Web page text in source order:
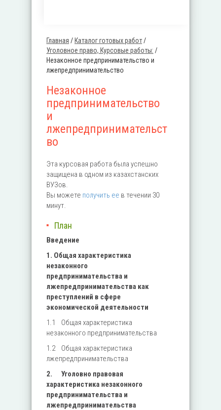
Вы здесь
Главная / Каталог готовых работ/
Уголовное право, Курсовые работы: /
Незаконное предпринимательство и
лжепредпринимательство
Незаконное
предпринимательство
и
лжепредпринимательст
во
Эта курсовая работа была успешно
защищена в одном из казахстанских
ВУЗов.
Вы можете получить ее в течении 30
минут.
План
Введение
1. Общая характеристика
незаконного
предпринимательства и
лжепредпринимательства как
преступлений в сфере
экономической деятельности
1.1 Общая характеристика
незаконного предпринимательства
1.2 Общая характеристика
лжепредпринимательства
2. Уголовно правовая
характеристика незаконного
предпринимательства и
лжепредпринимательства